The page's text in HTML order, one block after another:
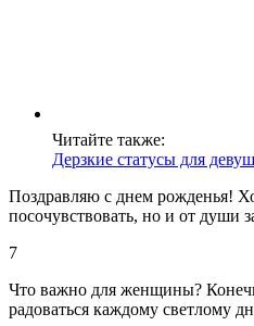
Читайте также:
Дерзкие статусы для
Поздравляю с днем рожденья!
посочувствовать, но и от души
7
Что важно для женщины?
радоваться каждому светлому